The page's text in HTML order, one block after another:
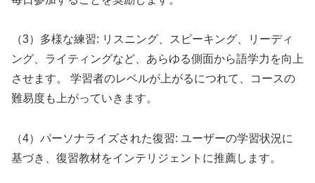
（3）多様な練習: リスニング、スピーキング、リーディ
ング、ライティングなど、あらゆる側面から語学力を向上
させます。 学習者のレベルが上がるにつれて、コースの
難易度も上がっていきます。
（4）パーソナライズされた復習: ユーザーの学習状況に
基づき、復習教材をインテリジェントに推薦します。